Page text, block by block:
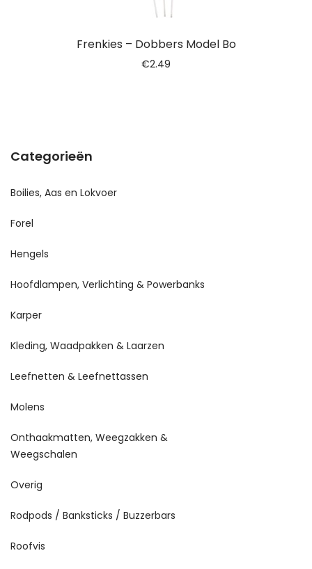
Frenkies – Dobbers Model Bo
€2.49
Categorieën
Boilies, Aas en Lokvoer
Forel
Hengels
Hoofdlampen, Verlichting & Powerbanks
Karper
Kleding, Waadpakken & Laarzen
Leefnetten & Leefnettassen
Molens
Onthaakmatten, Weegzakken &
Weegschalen
Overig
Rodpods / Banksticks / Buzzerbars
Roofvis